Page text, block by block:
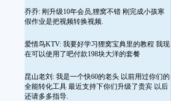
乔乔: 刚升级10年会员,狸窝不错 刚完成小孩寒
假作业是把视频转换视频.
爱情鸟KTV: 我要好学习狸窝宝典里的教程 我现
在可以使用了吧付款198块大洋的套餐
昆山老刘: 我是一个快60的老头 以前用过你们的
全能转化工具 最近支持下你们升级了贵宾 以后
还请多多指导.